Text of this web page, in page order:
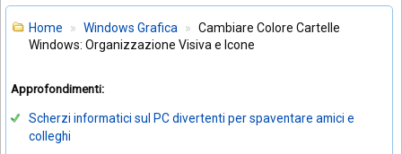
Home Windows Grafica
Cambiare Colore Cartelle
Windows: Organizzazione Visiva e Icone
Approfondimenti:
Scherzi informatici sul PC divertenti per spaventare amici e
colleghi